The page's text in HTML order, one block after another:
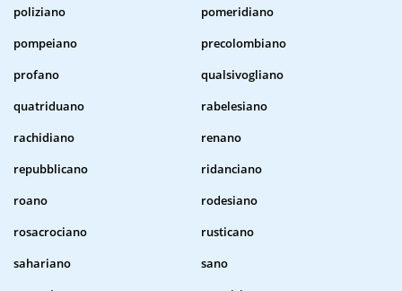
poliziano
pomeridiano
pompeiano
precolombiano
profano
qualsivogliano
quatriduano
rabelesiano
rachidiano
renano
repubblicano
ridanciano
roano
rodesiano
rosacrociano
rusticano
sahariano
sano